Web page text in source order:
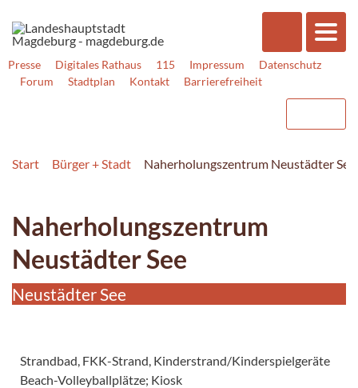
Presse Digitales Rathaus 115 Impressum
Datenschutz
Forum
Stadtplan Kontakt Barrierefreiheit
Start Bürger + Stadt Naherholungszentrum Neustädter See
Naherholungszentrum
Neustädter See
Neustädter See
Strandbad, FKK-Strand, Kinderstrand/Kinderspielgeräte
Beach-Volleyballplätze; Kiosk